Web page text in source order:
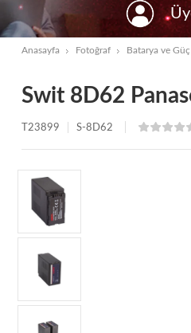
Anasayfa Fotoğraf Batarya ve
Swit 8D62
T23899 S-8D62